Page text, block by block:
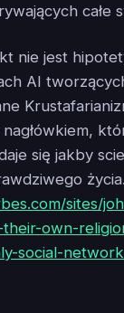
całe
nie jest
AI
nagłówkiem,
się jakby
sites/
own-
social-